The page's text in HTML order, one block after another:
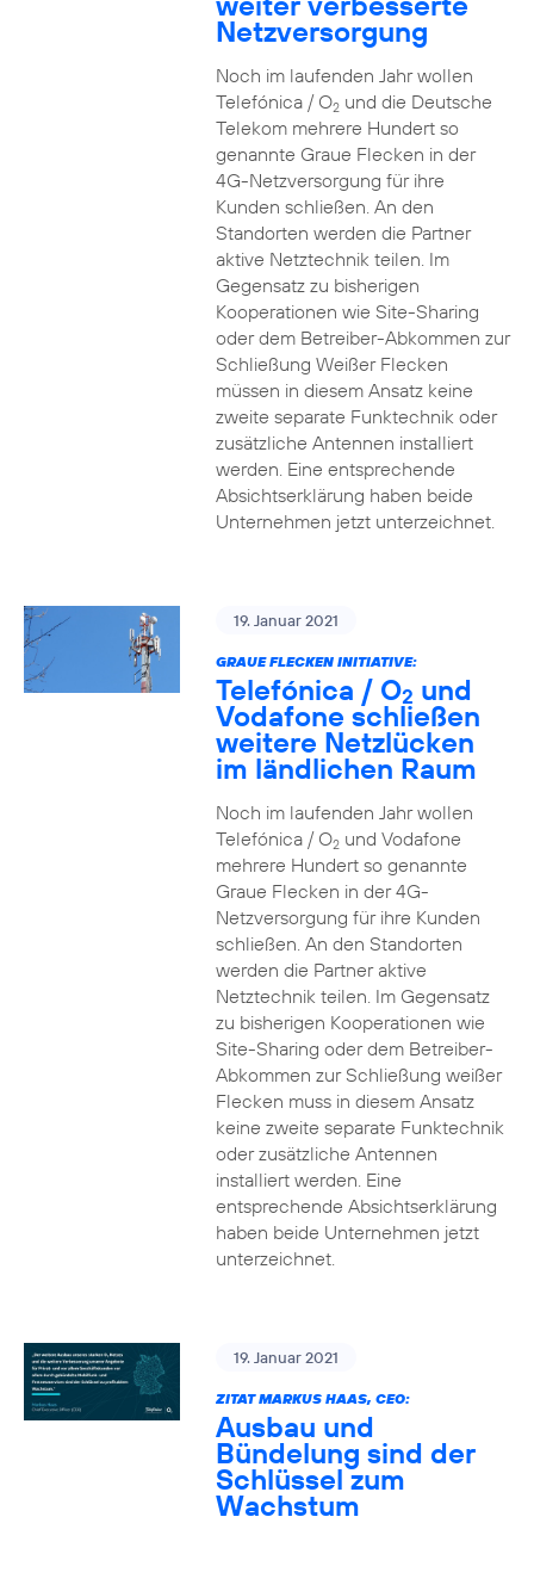
Netzversorgung
Noch im laufenden Jahr wollen
Telefónica / O2und die Deutsche
Telekom mehrere Hundert so
genannte Graue Flecken in der
4G-Netzversorgung für ihre
Kunden schließen. An den
Standorten werden die Partner
aktive Netztechnik teilen. Im
Gegensatz zu bisherigen
Kooperationen wie Site-Sharing
oder dem Betreiber-Abkommen zur
Schließung Weißer Flecken
müssen in diesem Ansatz keine
zweite separate Funktechnik oder
zusätzliche Antennen installiert
werden. Eine entsprechende
Absichtserklärung haben beide
Unternehmen jetzt unterzeichnet.
19. Januar 2021
GRAUE FLECKEN INITIATIVE:
Telefónica / O2 und
Vodafone schließen
weitere Netzlücken
im ländlichen Raum
Noch im laufenden Jahr wollen
Telefónica / O2und Vodafone
mehrere Hundert so genannte
Graue Flecken in der 4G-
Netzversorgung für ihre Kunden
schließen. An den Standorten
werden die Partner aktive
Netztechnik teilen. Im Gegensatz
zu bisherigen Kooperationen wie
Site-Sharing oder dem Betreiber-
Abkommen zur Schließung weißer
Flecken muss in diesem Ansatz
keine zweite separate Funktechnik
oder zusätzliche Antennen
installiert werden. Eine
entsprechende Absichtserklärung
haben beide Unternehmen jetzt
unterzeichnet.
19. Januar 2021
ZITAT MARKUS HAAS, CEO:
Ausbau und
Bündelung sind der
Schlüssel zum
Wachstum